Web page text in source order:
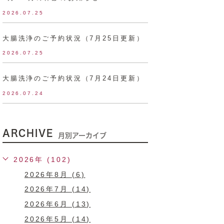
2026.07.25
大腸洗浄のご予約状況（7月25日更新）
2026.07.25
大腸洗浄のご予約状況（7月24日更新）
2026.07.24
ARCHIVE 月別アーカイブ
2026年 (102)
2026年8月 (6)
2026年7月 (14)
2026年6月 (13)
2026年5月 (14)